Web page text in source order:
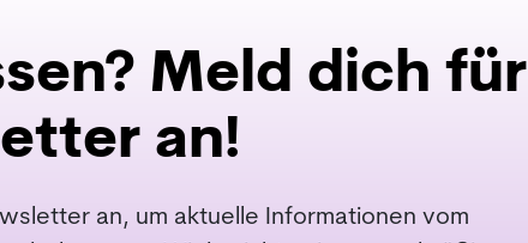
Meld dich für
an!
an, um aktuelle Informationen vom